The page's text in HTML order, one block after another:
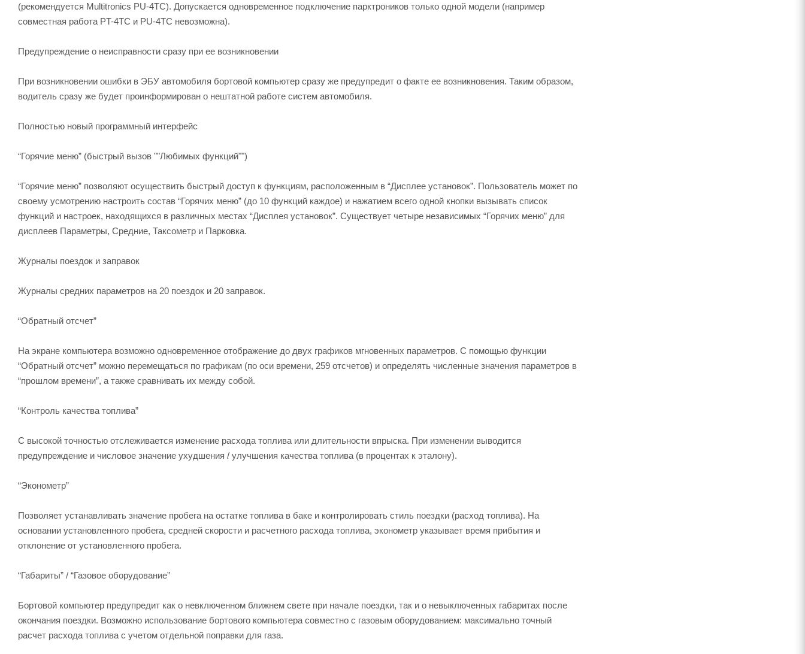
(рекомендуется Multitronics PU-4TC). Допускается одновременное подключение парктроников только одной модели (например
совместная работа PT-4TC и PU-4TC невозможна).
Предупреждение о неисправности сразу при ее возникновении
При возникновении ошибки в ЭБУ автомобиля бортовой компьютер сразу же предупредит о факте ее возникновения. Таким образом,
водитель сразу же будет проинформирован о нештатной работе систем автомобиля.
Полностью новый программный интерфейс
“Горячие меню” (быстрый вызов ""Любимых функций"")
“Горячие меню” позволяют осуществить быстрый доступ к функциям, расположенным в “Дисплее установок”. Пользователь может по
своему усмотрению настроить состав “Горячих меню” (до 10 функций каждое) и нажатием всего одной кнопки вызывать список
функций и настроек, находящихся в различных местах “Дисплея установок”. Существует четыре независимых “Горячих меню” для
дисплеев Параметры, Средние, Таксометр и Парковка.
Журналы поездок и заправок
Журналы средних параметров на 20 поездок и 20 заправок.
“Обратный отсчет”
На экране компьютера возможно одновременное отображение до двух графиков мгновенных параметров. С помощью функции
“Обратный отсчет” можно перемещаться по графикам (по оси времени, 259 отсчетов) и определять численные значения параметров в
“прошлом времени”, а также сравнивать их между собой.
“Контроль качества топлива”
С высокой точностью отслеживается изменение расхода топлива или длительности впрыска. При изменении выводится
предупреждение и числовое значение ухудшения / улучшения качества топлива (в процентах к эталону).
“Эконометр”
Позволяет устанавливать значение пробега на остатке топлива в баке и контролировать стиль поездки (расход топлива). На
основании установленного пробега, средней скорости и расчетного расхода топлива, эконометр указывает время прибытия и
отклонение от установленного пробега.
“Габариты” / “Газовое оборудование”
Бортовой компьютер предупредит как о невключенном ближнем свете при начале поездки, так и о невыключенных габаритах после
окончания поездки. Возможно использование бортового компьютера совместно с газовым оборудованием: максимально точный
расчет расхода топлива с учетом отдельной поправки для газа.